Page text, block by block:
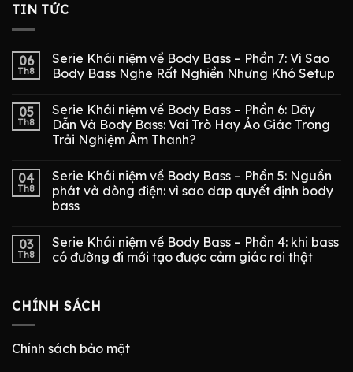
TIN TỨC
06
Th8
Serie Khái niệm về Body Bass – Phần 7: Vì Sao
Body Bass Nghe Rất Nghiền Nhưng Khó Setup
05
Th8
Serie Khái niệm về Body Bass – Phần 6: Dây
Dẫn Và Body Bass: Vai Trò Hay Ảo Giác Trong
Trải Nghiệm Âm Thanh?
04
Th8
Serie Khái niệm về Body Bass – Phần 5: Nguồn
phát và dòng điện: vì sao dap quyết định body
bass
03
Th8
Serie Khái niệm về Body Bass – Phần 4: khi bass
có đường đi mới tạo được cảm giác rơi thật
CHÍNH SÁCH
Chính sách bảo mật